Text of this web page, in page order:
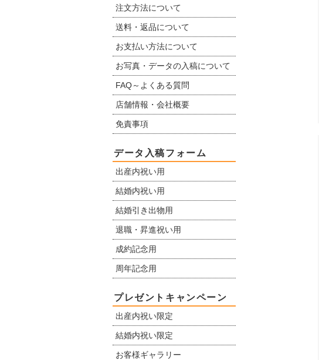
注文方法について
送料・返品について
お支払い方法について
お写真・データの入稿について
FAQ～よくある質問
店舗情報・会社概要
免責事項
データ入稿フォーム
出産内祝い用
結婚内祝い用
結婚引き出物用
退職・昇進祝い用
成約記念用
周年記念用
プレゼントキャンペーン
出産内祝い限定
結婚内祝い限定
お客様ギャラリー